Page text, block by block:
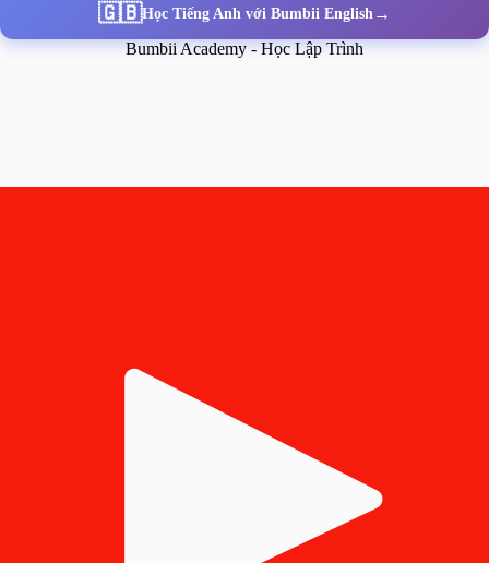
🇬🇧Học Tiếng Anh với Bumbii English →
Bumbii Academy - Học Lập Trình